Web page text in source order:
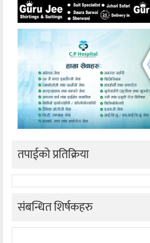
तपाईको प्रतिक्रिया
संबन्धित शिर्षकहरु